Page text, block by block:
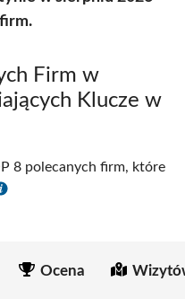
Firm w
Klucze w
8 polecanych firm, które
Ocena